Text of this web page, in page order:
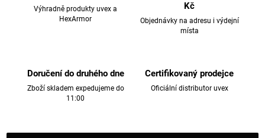
ý
Výhradně produkty uvex a
HexArmor
Kč
Objednávky na adresu i výdejní
místa
Doručení do druhého dne
Zboží skladem expedujeme do
11:00
Certifikovaný prodejce
Oficiální distributor uvex